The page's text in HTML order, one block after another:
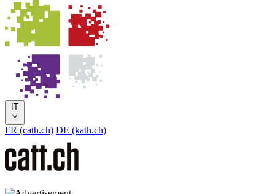
IT
FR (cath.ch) DE (kath.ch)